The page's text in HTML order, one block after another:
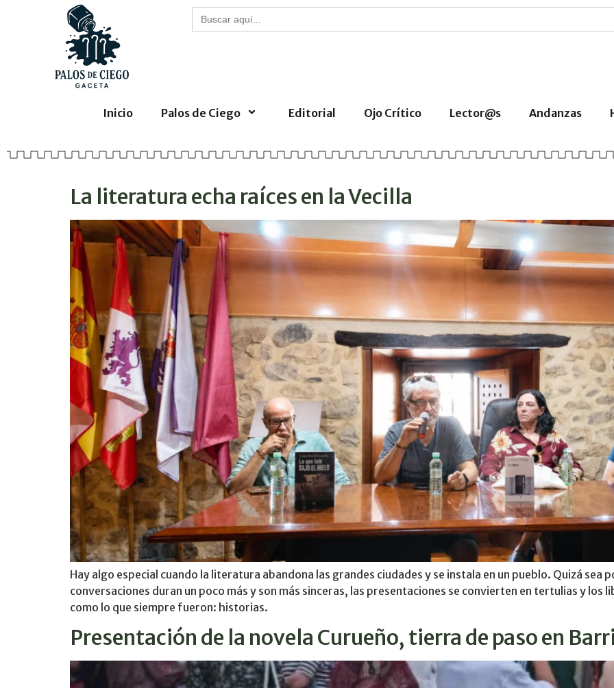
Buscar:
Inicio Palos de Ciego Editorial Ojo Crítico Lector@s Andanzas
La literatura echa raíces en la Vecilla
Hay algo especial cuando la literatura abandona las grandes ciudades y se instala en un pueblo. Quizá sea
conversaciones duran un poco más y son más sinceras, las presentaciones se convierten en tertulias y los
como lo que siempre fueron: historias.
Presentación de la novela Curueño, tierra de paso en